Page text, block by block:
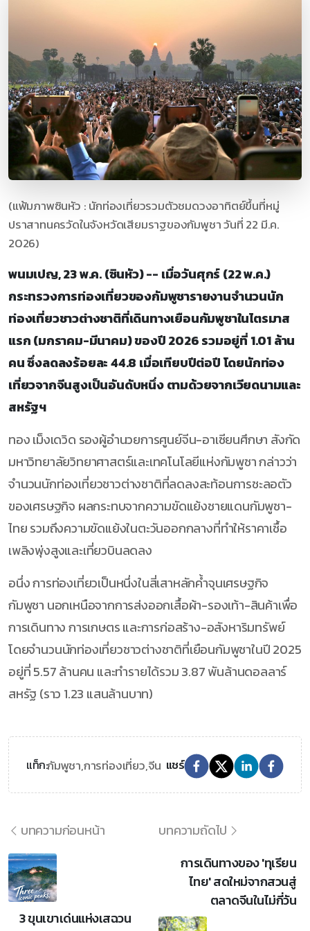
(แฟ้มภาพซินหัว : นักท่องเที่ยวรวมตัวชมดวงอาทิตย์ขึ้นที่หมู่
ปราสาทนครวัดในจังหวัดเสียมราฐของกัมพูชา วันที่ 22 มี.ค.
2026)
พนมเปญ, 23 พ.ค. (ซินหัว) -- เมื่อวันศุกร์ (22 พ.ค.)
กระทรวงการท่องเที่ยวของกัมพูชารายงานจำนวนนัก
ท่องเที่ยวชาวต่างชาติที่เดินทางเยือนกัมพูชาในไตรมาส
แรก (มกราคม-มีนาคม) ของปี 2026 รวมอยู่ที่ 1.01 ล้าน
คน ซึ่งลดลงร้อยละ 44.8 เมื่อเทียบปีต่อปี โดยนักท่อง
เที่ยวจากจีนสูงเป็นอันดับหนึ่ง ตามด้วยจากเวียดนามและ
สหรัฐฯ
ทอง เม็งเดวิด รองผู้อำนวยการศูนย์จีน-อาเซียนศึกษา สังกัด
มหาวิทยาลัยวิทยาศาสตร์และเทคโนโลยีแห่งกัมพูชา กล่าวว่า
จำนวนนักท่องเที่ยวชาวต่างชาติที่ลดลงสะท้อนการชะลอตัว
ของเศรษฐกิจ ผลกระทบจากความขัดแย้งชายแดนกัมพูชา-
ไทย รวมถึงความขัดแย้งในตะวันออกกลางที่ทำให้ราคาเชื้อ
เพลิงพุ่งสูงและเที่ยวบินลดลง
อนึ่ง การท่องเที่ยวเป็นหนึ่งในสี่เสาหลักค้ำจุนเศรษฐกิจ
กัมพูชา นอกเหนือจากการส่งออกเสื้อผ้า-รองเท้า-สินค้าเพื่อ
การเดินทาง การเกษตร และการก่อสร้าง-อสังหาริมทรัพย์
โดยจำนวนนักท่องเที่ยวชาวต่างชาติที่เยือนกัมพูชาในปี 2025
อยู่ที่ 5.57 ล้านคน และทำรายได้รวม 3.87 พันล้านดอลลาร์
สหรัฐ (ราว 1.23 แสนล้านบาท)
แท็ก:กัมพูชา,การท่องเที่ยว,จีน แชร์
บทความก่อนหน้า
3 ขุนเขาเด่นแห่งเสฉวน
บทความถัดไป
การเดินทางของ 'ทุเรียน
ไทย' สดใหม่จากสวนสู่
ตลาดจีนในไม่กี่วัน